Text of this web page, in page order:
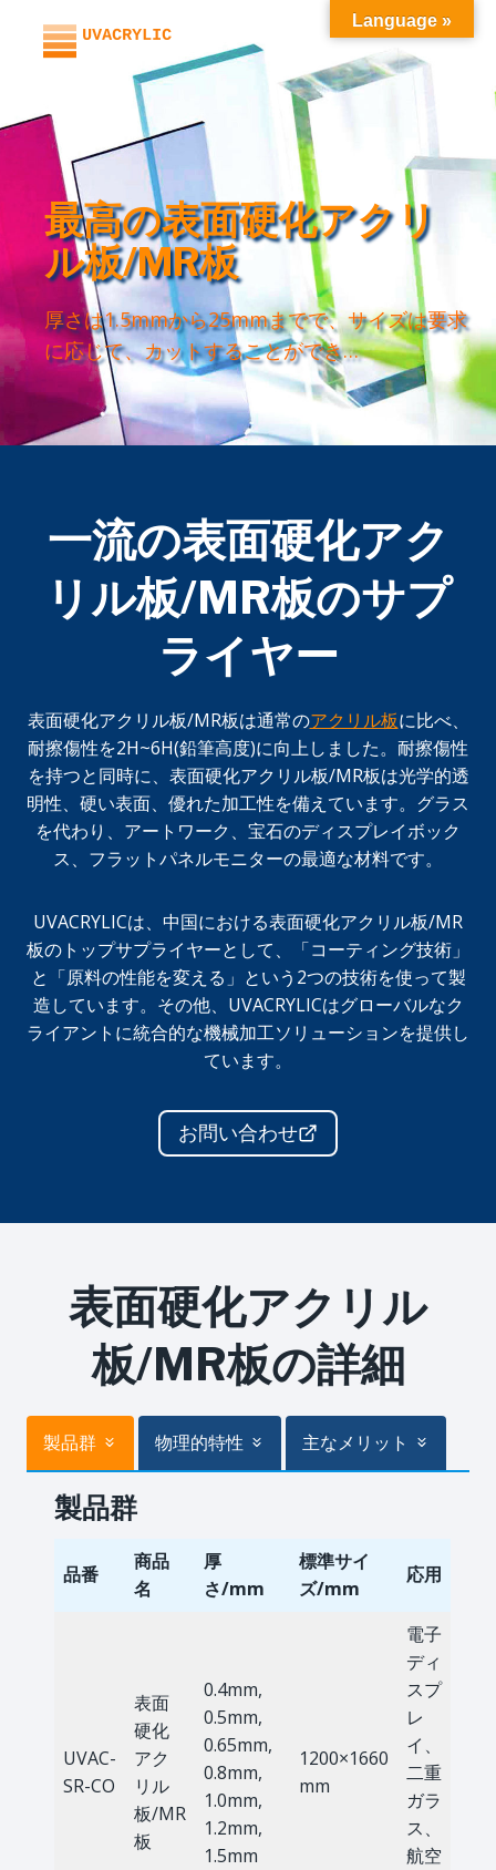
キ
最高の表面硬化アクリ
ル板/MR板
厚さは1.5mmから25mmまでで、サイズは要求
に応じて、カットすることができ…
一流の表面硬化アク
リル板/MR板のサプ
ライヤー
表面硬化アクリル板/MR板は通常のアクリル板に比べ、
耐擦傷性を2H~6H(鉛筆高度)に向上しました。耐擦傷性
を持つと同時に、表面硬化アクリル板/MR板は光学的透
明性、硬い表面、優れた加工性を備えています。グラス
を代わり、アートワーク、宝石のディスプレイボック
ス、フラットパネルモニターの最適な材料です。
UVACRYLICは、中国における表面硬化アクリル板/MR
板のトップサプライヤーとして、「コーティング技術」
と「原料の性能を変える」という2つの技術を使って製
造しています。その他、UVACRYLICはグローバルなク
ライアントに統合的な機械加工ソリューションを提供し
ています。
お問い合わせ
表面硬化アクリル
板/MR板の詳細
製品群 物理的特性 主なメリット
製品群
品番
商品
名
厚
さ/mm
標準サイ
ズ/mm
応用
UVAC-
SR-CO
表面
硬化
アク
リル
板/MR
板
0.4mm,
0.5mm,
0.65mm,
0.8mm,
1.0mm,
1.2mm,
1.5mm
1200×1660
mm
電子
ディ
スプ
レ
イ、
二重
ガラ
ス、
航空
Language »